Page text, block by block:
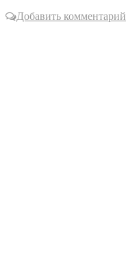
Добавить комментарий